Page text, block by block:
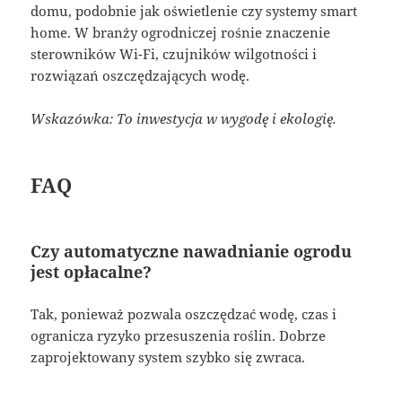
domu, podobnie jak oświetlenie czy systemy smart
home. W branży ogrodniczej rośnie znaczenie
sterowników Wi-Fi, czujników wilgotności i
rozwiązań oszczędzających wodę.
Wskazówka: To inwestycja w wygodę i ekologię.
FAQ
Czy automatyczne nawadnianie ogrodu
jest opłacalne?
Tak, ponieważ pozwala oszczędzać wodę, czas i
ogranicza ryzyko przesuszenia roślin. Dobrze
zaprojektowany system szybko się zwraca.